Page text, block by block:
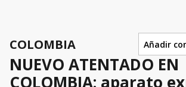
COLOMBIA Añadir
NUEVO ATENTADO EN
COLOMBIA: aparato